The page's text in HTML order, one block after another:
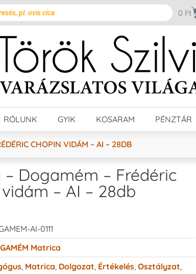
0 Ft
RÓLUNK GYIK KOSARAM PÉNZTÁR
CHOPIN VIDÁM – AI – 28DB
– Dogamém – Frédéric
– AI – 28db
AI-0111
Matrica
, Matrica Dolgozat Értékelés, Osztályzat